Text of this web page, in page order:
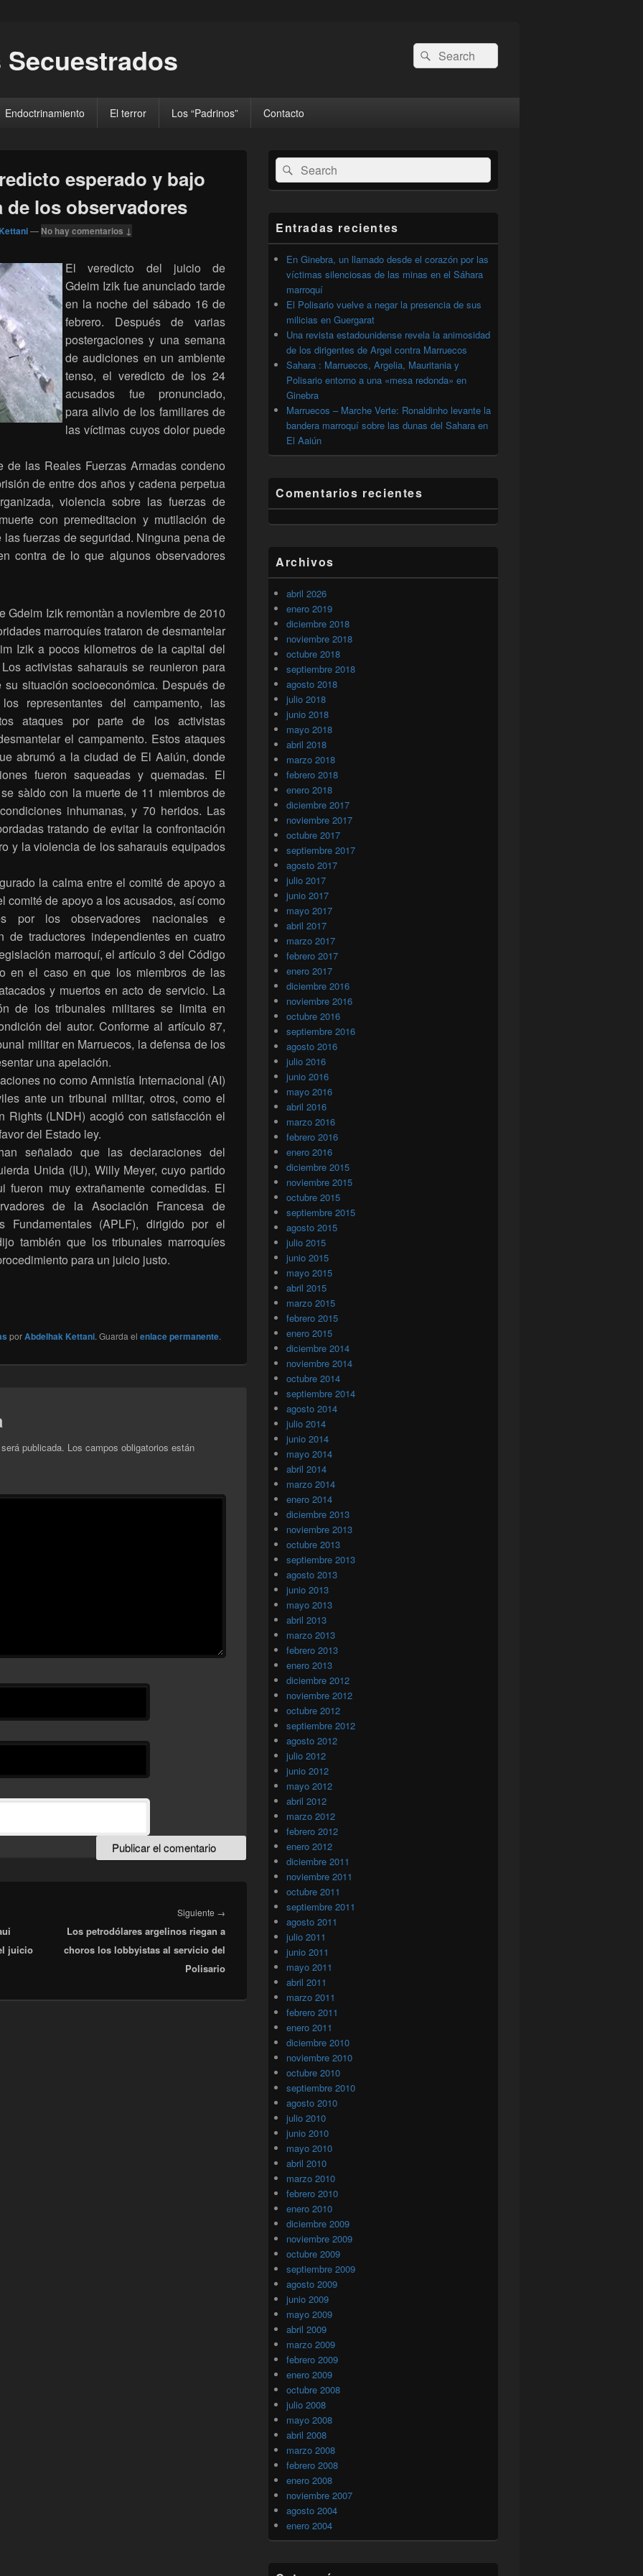
Buscar
por:
Buscar
Endoctrinamiento El terror Los “Padrinos” Contacto
esperado y bajo
de los observadores
— No hay comentarios ↓
El veredicto del juicio de
Gdeim Izik fue anunciado tarde
en la noche del sábado 16 de
febrero. Después de varias
postergaciones y una semana
de audiciones en un ambiente
tenso, el veredicto de los 24
acusados fue pronunciado,
para alivio de los familiares de
las víctimas cuyos dolor puede
de las Reales Fuerzas Armadas condeno
de entre dos años y cadena perpetua
violencia sobre las fuerzas de
con premeditacion y mutilación de
fuerzas de seguridad. Ninguna pena de
contra de lo que algunos observadores
Gdeim Izik remontàn a noviembre de 2010
marroquíes trataron de desmantelar
Izik a pocos kilometros de la capital del
activistas saharauis se reunieron para
situación socioeconómica. Después de
representantes del campamento, las
ataques por parte de los activistas
el campamento. Estos ataques
abrumó a la ciudad de El Aaiún, donde
fueron saqueadas y quemadas. El
sàldo con la muerte de 11 miembros de
inhumanas, y 70 heridos. Las
tratando de evitar la confrontación
y la violencia de los saharauis equipados
la calma entre el comité de apoyo a
comité de apoyo a los acusados, así como
por los observadores nacionales e
de traductores independientes en cuatro
marroquí, el artículo 3 del Código
en el caso en que los miembros de las
y muertos en acto de servicio. La
de los tribunales militares se limita en
del autor. Conforme al artículo 87,
militar en Marruecos, la defensa de los
una apelación.
no como Amnistía Internacional (AI)
ante un tribunal militar, otros, como el
Rights (LNDH) acogió con satisfacción el
del Estado ley.
señalado que las declaraciones del
Unida (IU), Willy Meyer, cuyo partido
fueron muy extrañamente comedidas. El
de la Asociación Francesa de
Fundamentales (APLF), dirigido por el
también que los tribunales marroquíes
para un juicio justo.
porAbdelhak Kettani. Guarda el enlace permanente.
publicada. Los campos obligatorios están
juicio
Siguiente →
siguiente:
Los petrodólares argelinos riegan a
choros los lobbyistas al servicio del
Polisario
El
área
de
widget
lateral
primaria
Buscar
por:
Buscar
Entradas recientes
En Ginebra, un llamado desde el corazón por las
víctimas silenciosas de las minas en el Sáhara
marroquí
El Polisario vuelve a negar la presencia de sus
milicias en Guergarat
Una revista estadounidense revela la animosidad
de los dirigentes de Argel contra Marruecos
Sahara : Marruecos, Argelia, Mauritania y
Polisario entorno a una «mesa redonda» en
Ginebra
Marruecos – Marche Verte: Ronaldinho levante la
bandera marroquí sobre las dunas del Sahara en
El Aaiún
Comentarios recientes
Archivos
abril 2026
enero 2019
diciembre 2018
noviembre 2018
octubre 2018
septiembre 2018
agosto 2018
julio 2018
junio 2018
mayo 2018
abril 2018
marzo 2018
febrero 2018
enero 2018
diciembre 2017
noviembre 2017
octubre 2017
septiembre 2017
agosto 2017
julio 2017
junio 2017
mayo 2017
abril 2017
marzo 2017
febrero 2017
enero 2017
diciembre 2016
noviembre 2016
octubre 2016
septiembre 2016
agosto 2016
julio 2016
junio 2016
mayo 2016
abril 2016
marzo 2016
febrero 2016
enero 2016
diciembre 2015
noviembre 2015
octubre 2015
septiembre 2015
agosto 2015
julio 2015
junio 2015
mayo 2015
abril 2015
marzo 2015
febrero 2015
enero 2015
diciembre 2014
noviembre 2014
octubre 2014
septiembre 2014
agosto 2014
julio 2014
junio 2014
mayo 2014
abril 2014
marzo 2014
enero 2014
diciembre 2013
noviembre 2013
octubre 2013
septiembre 2013
agosto 2013
junio 2013
mayo 2013
abril 2013
marzo 2013
febrero 2013
enero 2013
diciembre 2012
noviembre 2012
octubre 2012
septiembre 2012
agosto 2012
julio 2012
junio 2012
mayo 2012
abril 2012
marzo 2012
febrero 2012
enero 2012
diciembre 2011
noviembre 2011
octubre 2011
septiembre 2011
agosto 2011
julio 2011
junio 2011
mayo 2011
abril 2011
marzo 2011
febrero 2011
enero 2011
diciembre 2010
noviembre 2010
octubre 2010
septiembre 2010
agosto 2010
julio 2010
junio 2010
mayo 2010
abril 2010
marzo 2010
febrero 2010
enero 2010
diciembre 2009
noviembre 2009
octubre 2009
septiembre 2009
agosto 2009
junio 2009
mayo 2009
abril 2009
marzo 2009
febrero 2009
enero 2009
octubre 2008
julio 2008
mayo 2008
abril 2008
marzo 2008
febrero 2008
enero 2008
noviembre 2007
agosto 2004
enero 2004